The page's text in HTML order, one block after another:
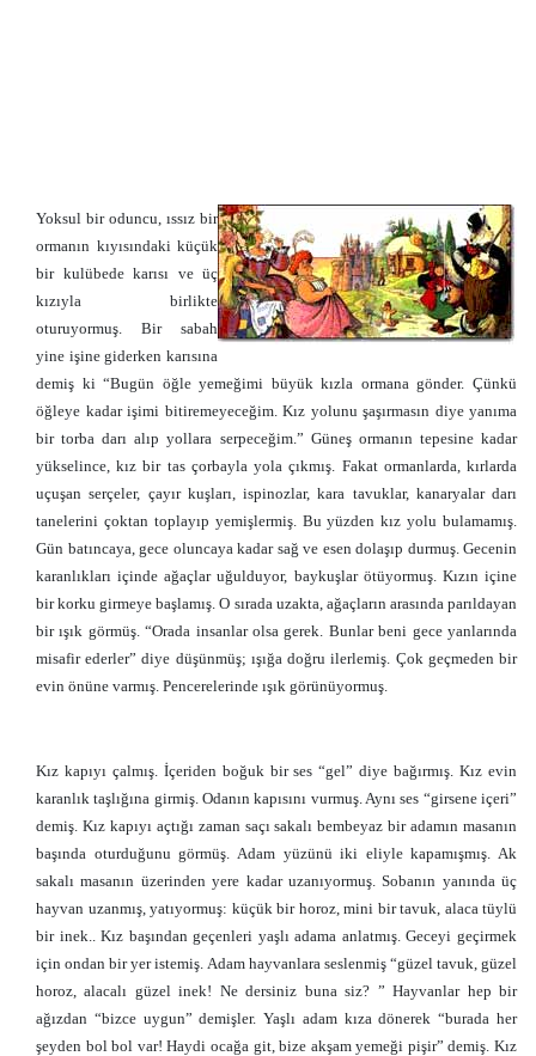
Yoksul bir oduncu, ıssız bir
ormanın kıyısındaki küçük
bir kulübede karısı ve üç
kızıyla birlikte
oturuyormuş. Bir sabah
yine işine giderken karısına
demiş ki “Bugün öğle yemeğimi büyük kızla ormana gönder. Çünkü
öğleye kadar işimi bitiremeyeceğim. Kız yolunu şaşırmasın diye yanıma
bir torba darı alıp yollara serpeceğim.” Güneş ormanın tepesine kadar
yükselince, kız bir tas çorbayla yola çıkmış. Fakat ormanlarda, kırlarda
uçuşan serçeler, çayır kuşları, ispinozlar, kara tavuklar, kanaryalar darı
tanelerini çoktan toplayıp yemişlermiş. Bu yüzden kız yolu bulamamış.
Gün batıncaya, gece oluncaya kadar sağ ve esen dolaşıp durmuş. Gecenin
karanlıkları içinde ağaçlar uğulduyor, baykuşlar ötüyormuş. Kızın içine
bir korku girmeye başlamış. O sırada uzakta, ağaçların arasında parıldayan
bir ışık görmüş. “Orada insanlar olsa gerek. Bunlar beni gece yanlarında
misafir ederler” diye düşünmüş; ışığa doğru ilerlemiş. Çok geçmeden bir
evin önüne varmış. Pencerelerinde ışık görünüyormuş.
Kız kapıyı çalmış. İçeriden boğuk bir ses “gel” diye bağırmış. Kız evin
karanlık taşlığına girmiş. Odanın kapısını vurmuş. Aynı ses “girsene içeri”
demiş. Kız kapıyı açtığı zaman saçı sakalı bembeyaz bir adamın masanın
başında oturduğunu görmüş. Adam yüzünü iki eliyle kapamışmış. Ak
sakalı masanın üzerinden yere kadar uzanıyormuş. Sobanın yanında üç
hayvan uzanmış, yatıyormuş: küçük bir horoz, mini bir tavuk, alaca tüylü
bir inek.. Kız başından geçenleri yaşlı adama anlatmış. Geceyi geçirmek
için ondan bir yer istemiş. Adam hayvanlara seslenmiş “güzel tavuk, güzel
horoz, alacalı güzel inek! Ne dersiniz buna siz? ” Hayvanlar hep bir
ağızdan “bizce uygun” demişler. Yaşlı adam kıza dönerek “burada her
şeyden bol bol var! Haydi ocağa git, bize akşam yemeği pişir” demiş. Kız